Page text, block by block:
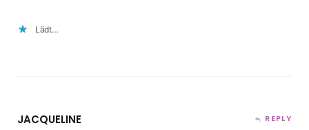
Lädt…
JACQUELINE REPLY